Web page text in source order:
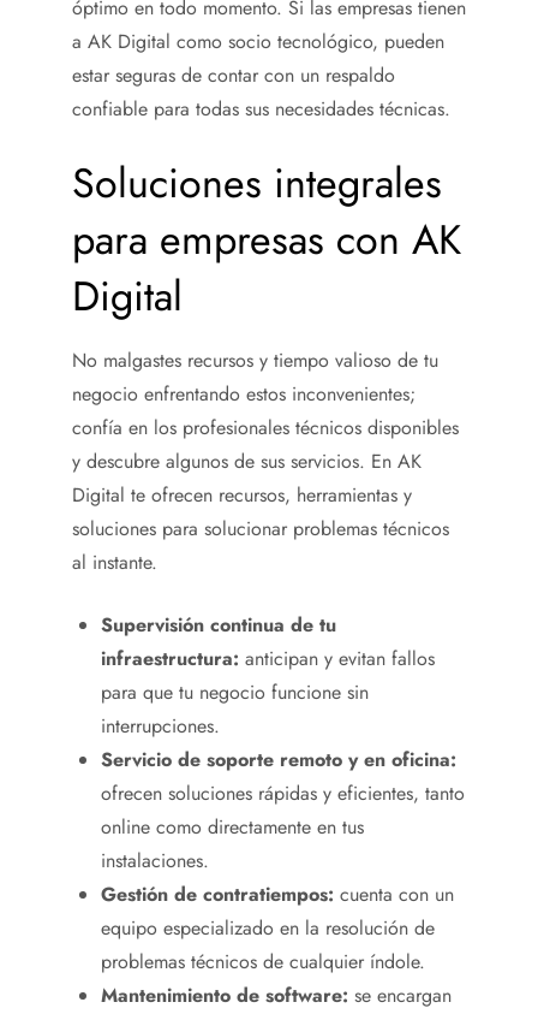
óptimo en todo momento. Si las empresas tienen
a AK Digital como socio tecnológico, pueden
estar seguras de contar con un respaldo
confiable para todas sus necesidades técnicas.
Soluciones integrales
para empresas con AK
Digital
No malgastes recursos y tiempo valioso de tu
negocio enfrentando estos inconvenientes;
confía en los profesionales técnicos disponibles
y descubre algunos de sus servicios. En AK
Digital te ofrecen recursos, herramientas y
soluciones para solucionar problemas técnicos
al instante.
Supervisión continua de tu
infraestructura: anticipan y evitan fallos
para que tu negocio funcione sin
interrupciones.
Servicio de soporte remoto y en oficina:
ofrecen soluciones rápidas y eficientes, tanto
online como directamente en tus
instalaciones.
Gestión de contratiempos: cuenta con un
equipo especializado en la resolución de
problemas técnicos de cualquier índole.
Mantenimiento de software: se encargan